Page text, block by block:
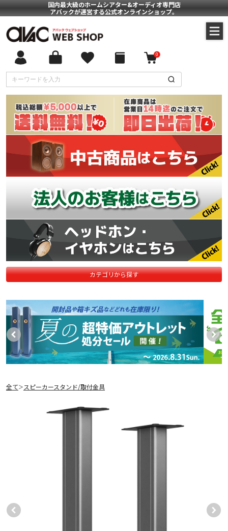
国内最大級のホームシアター&オーディオ専門店
アバックが運営する公式オンラインショップ。
0
カテゴリから探す
全て＞ スピーカースタンド/取付金具